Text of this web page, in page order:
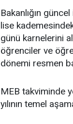
Bakanlığın
lise
günü karnelerini
öğrenciler ve
dönemi resmen
MEB takviminde
yılının temel